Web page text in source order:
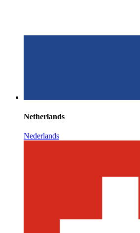
Netherlands
Nederlands